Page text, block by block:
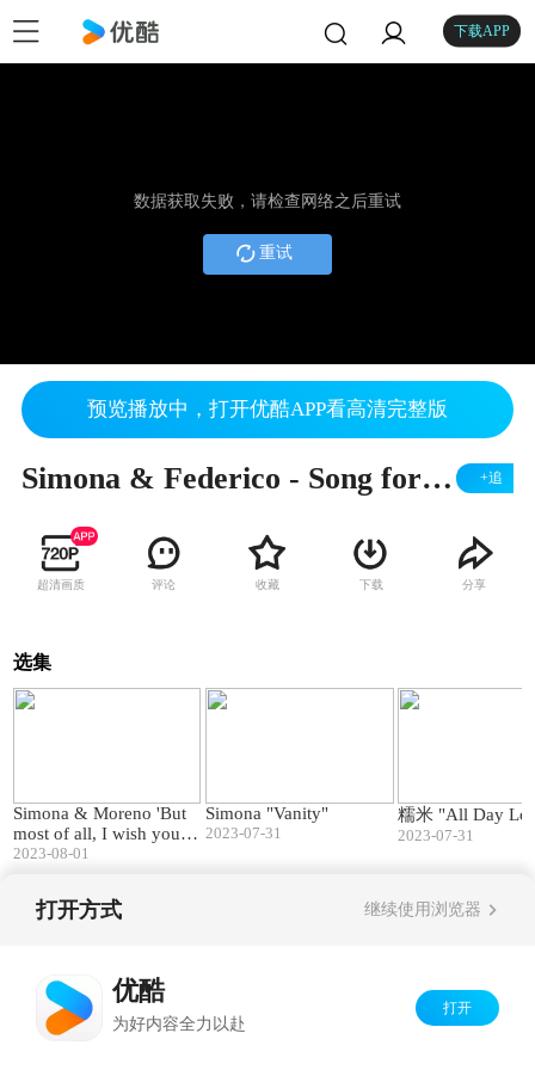
下载APP
数据获取失败，请检查网络之后重试
重试
预览播放中，打开优酷APP看高清完整版
Simona & Federico - Song for Mauro +追
超清画质 评论 收藏 下载 分享
选集
Simona & Moreno 'But
most of all, I wish you lo
ve'
2023-08-01
Simona "Vanity"
2023-07-31
糯米 "All Day
2023-07-31
打开方式 继续使用浏览器
优酷
为好内容全力以赴
打开